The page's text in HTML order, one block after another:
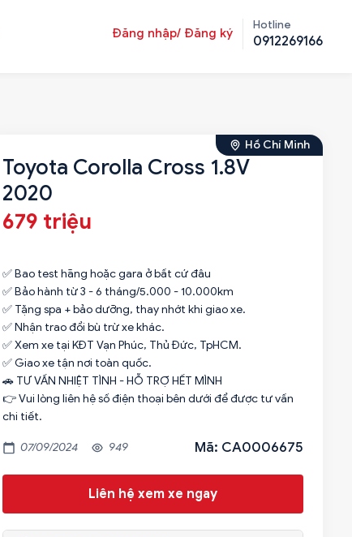
Đăng nhập/ Đăng ký
Hotline
0912269166
Hồ Chí Minh
Toyota Corolla Cross 1.8V
2020
679 triệu
✅ Bao test hãng hoặc gara ở bất cứ đâu
✅ Bảo hành từ 3 - 6 tháng/5.000 - 10.000km
✅ Tặng spa + bảo dưỡng, thay nhớt khi giao xe.
✅ Nhận trao đổi bù trừ xe khác.
✅ Xem xe tại KĐT Vạn Phúc, Thủ Đức, TpHCM.
✅ Giao xe tận nơi toàn quốc.
🚗 TƯ VẤN NHIỆT TÌNH - HỖ TRỢ HẾT MÌNH
👉 Vui lòng liên hệ số điện thoại bên dưới để được tư vấn
chi tiết.
07/09/2024 949 Mã: CA0006675
Liên hệ xem xe ngay